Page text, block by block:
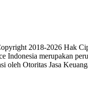
2018-2026 Hak
Indonesia merupakan
oleh Otoritas Jasa